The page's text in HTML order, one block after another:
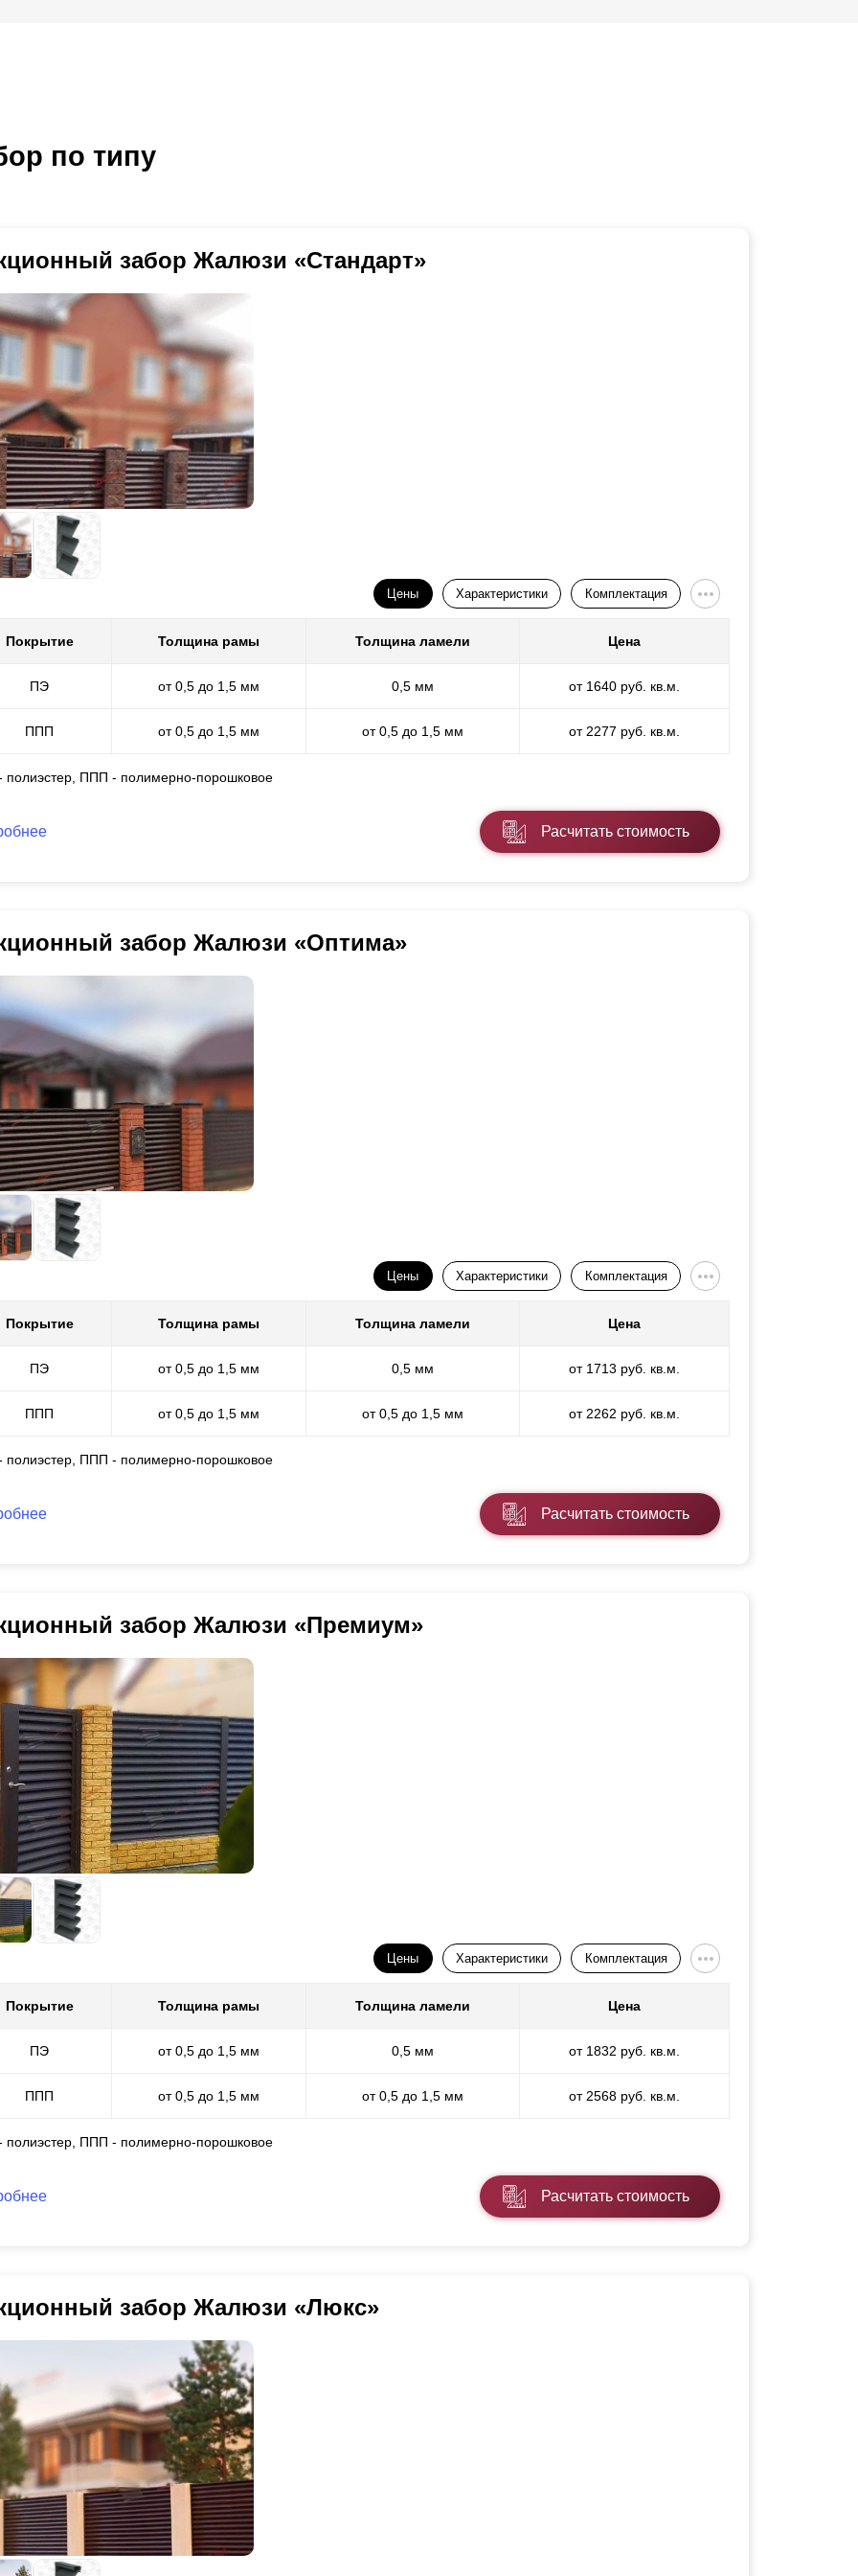
по типу
забор Жалюзи «Стандарт»
Цены Характеристики Комплектация
Покрытие Толщина рамы Толщина ламели Цена
ПЭ от 0,5 до 1,5 мм 0,5 мм от 1640 руб. кв.м.
ППП от 0,5 до 1,5 мм от 0,5 до 1,5 мм от 2277 руб. кв.м.
полиэстер, ППП - полимерно-порошковое
Расчитать стоимость
забор Жалюзи «Оптима»
Цены Характеристики Комплектация
Покрытие Толщина рамы Толщина ламели Цена
ПЭ от 0,5 до 1,5 мм 0,5 мм от 1713 руб. кв.м.
ППП от 0,5 до 1,5 мм от 0,5 до 1,5 мм от 2262 руб. кв.м.
полиэстер, ППП - полимерно-порошковое
Расчитать стоимость
забор Жалюзи «Премиум»
Цены Характеристики Комплектация
Покрытие Толщина рамы Толщина ламели Цена
ПЭ от 0,5 до 1,5 мм 0,5 мм от 1832 руб. кв.м.
ППП от 0,5 до 1,5 мм от 0,5 до 1,5 мм от 2568 руб. кв.м.
полиэстер, ППП - полимерно-порошковое
Расчитать стоимость
забор Жалюзи «Люкс»